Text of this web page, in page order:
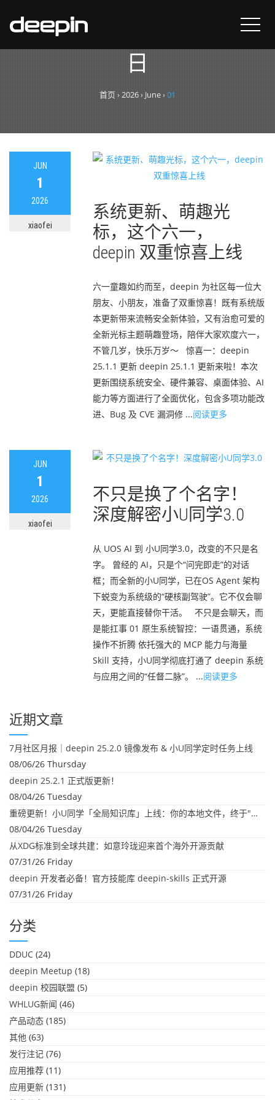
每日归档：
2026年6月1
日
首页 ›2026›June›01
JUN
1
2026
xiaofei
系统更新、萌趣光
标，这个六一，
deepin 双重惊喜上线
六一童趣如约而至，deepin 为社区每一位大
朋友、小朋友，准备了双重惊喜！既有系统版
本更新带来流畅安全新体验，又有治愈可爱的
全新光标主题萌趣登场，陪伴大家欢度六一，
不管几岁，快乐万岁～ 惊喜一：deepin
25.1.1 更新 deepin 25.1.1 更新来啦！本次
更新围绕系统安全、硬件兼容、桌面体验、AI
能力等方面进行了全面优化，包含多项功能改
进、Bug 及 CVE 漏洞修 ...阅读更多
JUN
1
2026
xiaofei
不只是换了个名字！
深度解密小U同学3.0
从 UOS AI 到 小U同学3.0，改变的不只是名
字。 曾经的 AI，只是个“问完即走”的对话
框；而全新的小U同学，已在OS Agent 架构
下蜕变为系统级的“硬核副驾驶”。它不仅会聊
天，更能直接替你干活。 不只是会聊天，而
是能扛事 01 原生系统智控：一语贯通，系统
操作不折腾 依托强大的 MCP 能力与海量
Skill 支持，小U同学彻底打通了 deepin 系统
与应用之间的“任督二脉”。 ...阅读更多
近期文章
7月社区月报｜deepin 25.2.0 镜像发布 & 小U同学定时任务上线
08/06/26 Thursday
deepin 25.2.1 正式版更新！
08/04/26 Tuesday
重磅更新！小U同学「全局知识库」上线：你的本地文件，终于"活"起来了
08/04/26 Tuesday
从XDG标准到全球共建：如意玲珑迎来首个海外开源贡献
07/31/26 Friday
deepin 开发者必备！官方技能库 deepin-skills 正式开源
07/31/26 Friday
分类
DDUC (24)
deepin Meetup (18)
deepin 校园联盟 (5)
WHLUG新闻 (46)
产品动态 (185)
其他 (63)
发行注记 (76)
应用推荐 (11)
应用更新 (131)